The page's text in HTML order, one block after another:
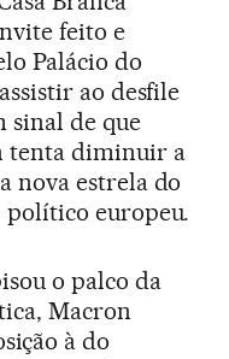
feito e
Palácio do
ao desfile
de que
tenta diminuir a
nova estrela do
europeu.
o palco da
Macron
à do